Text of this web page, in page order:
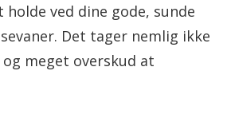
ved dine gode, sunde
Det tager nemlig ikke
meget overskud at